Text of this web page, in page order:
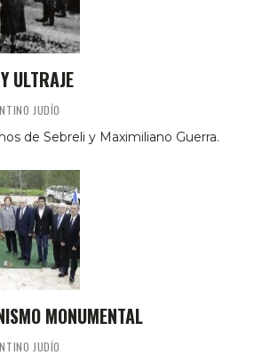
ULTRAJE
JUDÍO
de Sebreli y Maximiliano Guerra.
MONUMENTAL
JUDÍO